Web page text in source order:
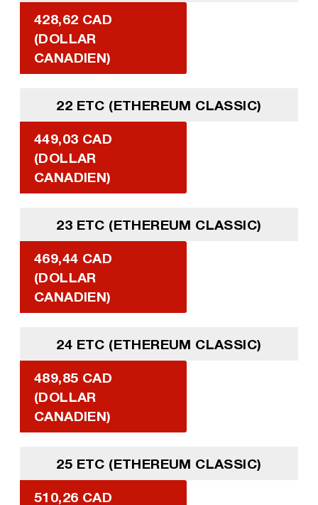
428,62 CAD
(DOLLAR
CANADIEN)
22 ETC (ETHEREUM CLASSIC)
449,03 CAD
(DOLLAR
CANADIEN)
23 ETC (ETHEREUM CLASSIC)
469,44 CAD
(DOLLAR
CANADIEN)
24 ETC (ETHEREUM CLASSIC)
489,85 CAD
(DOLLAR
CANADIEN)
25 ETC (ETHEREUM CLASSIC)
510,26 CAD